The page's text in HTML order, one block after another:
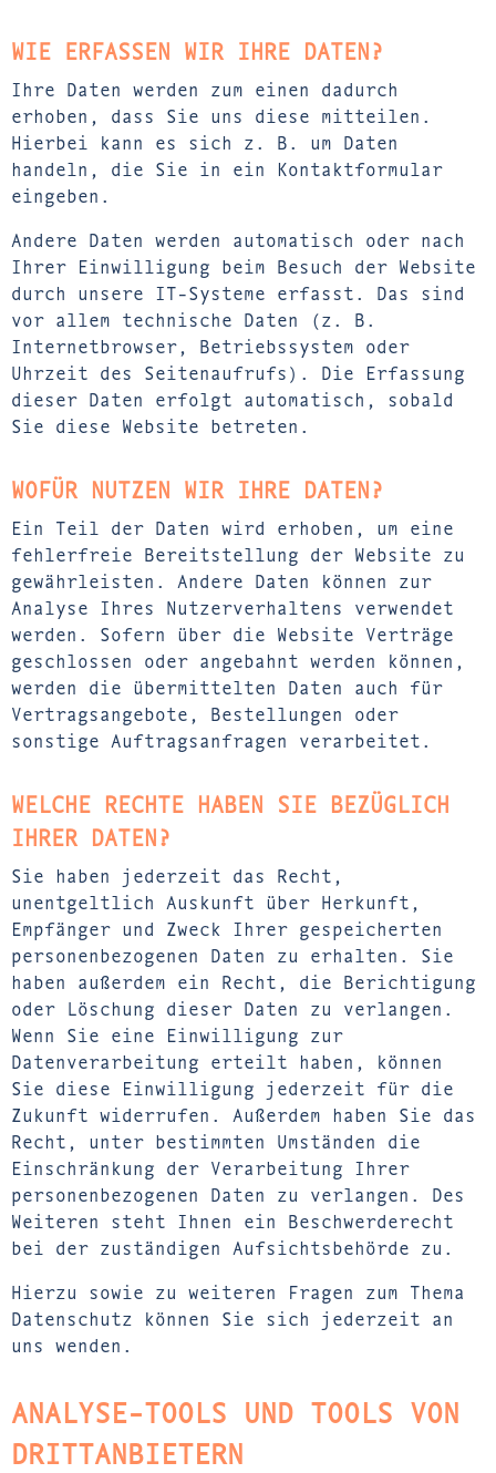
WIE ERFASSEN WIR IHRE DATEN?
Ihre Daten werden zum einen dadurch
erhoben, dass Sie uns diese mitteilen.
Hierbei kann es sich z. B. um Daten
handeln, die Sie in ein Kontaktformular
eingeben.
Andere Daten werden automatisch oder nach
Ihrer Einwilligung beim Besuch der Website
durch unsere IT-Systeme erfasst. Das sind
vor allem technische Daten (z. B.
Internetbrowser, Betriebssystem oder
Uhrzeit des Seitenaufrufs). Die Erfassung
dieser Daten erfolgt automatisch, sobald
Sie diese Website betreten.
WOFÜR NUTZEN WIR IHRE DATEN?
Ein Teil der Daten wird erhoben, um eine
fehlerfreie Bereitstellung der Website zu
gewährleisten. Andere Daten können zur
Analyse Ihres Nutzerverhaltens verwendet
werden. Sofern über die Website Verträge
geschlossen oder angebahnt werden können,
werden die übermittelten Daten auch für
Vertragsangebote, Bestellungen oder
sonstige Auftragsanfragen verarbeitet.
WELCHE RECHTE HABEN SIE BEZÜGLICH
IHRER DATEN?
Sie haben jederzeit das Recht,
unentgeltlich Auskunft über Herkunft,
Empfänger und Zweck Ihrer gespeicherten
personenbezogenen Daten zu erhalten. Sie
haben außerdem ein Recht, die Berichtigung
oder Löschung dieser Daten zu verlangen.
Wenn Sie eine Einwilligung zur
Datenverarbeitung erteilt haben, können
Sie diese Einwilligung jederzeit für die
Zukunft widerrufen. Außerdem haben Sie das
Recht, unter bestimmten Umständen die
Einschränkung der Verarbeitung Ihrer
personenbezogenen Daten zu verlangen. Des
Weiteren steht Ihnen ein Beschwerderecht
bei der zuständigen Aufsichtsbehörde zu.
Hierzu sowie zu weiteren Fragen zum Thema
Datenschutz können Sie sich jederzeit an
uns wenden.
ANALYSE-TOOLS UND TOOLS VON
DRITT­ANBIETERN